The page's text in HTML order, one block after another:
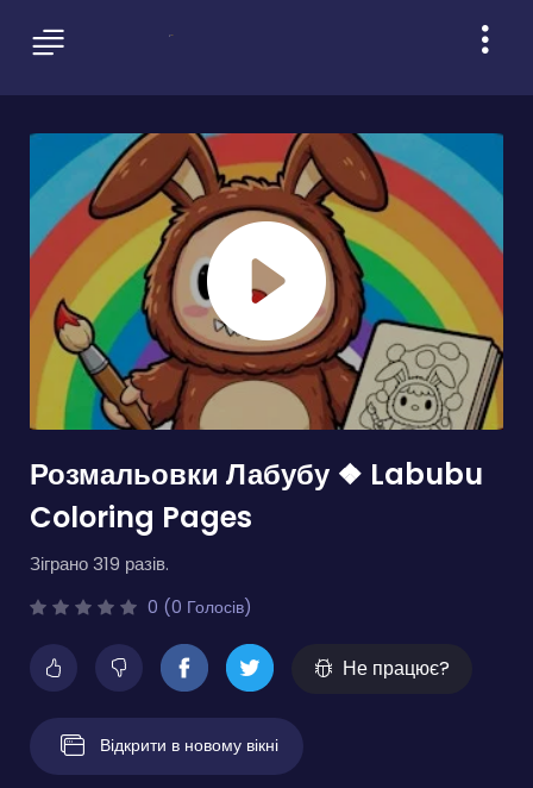
Розмальовки Лабубу ❖ Labubu
Coloring Pages
Зіграно 319 разів.
0 (0 Голосів)
Не працює?
Відкрити в новому вікні